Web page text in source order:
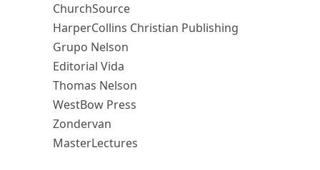
ChurchSource
HarperCollins Christian Publishing
Grupo Nelson
Editorial Vida
Thomas Nelson
WestBow Press
Zondervan
MasterLectures